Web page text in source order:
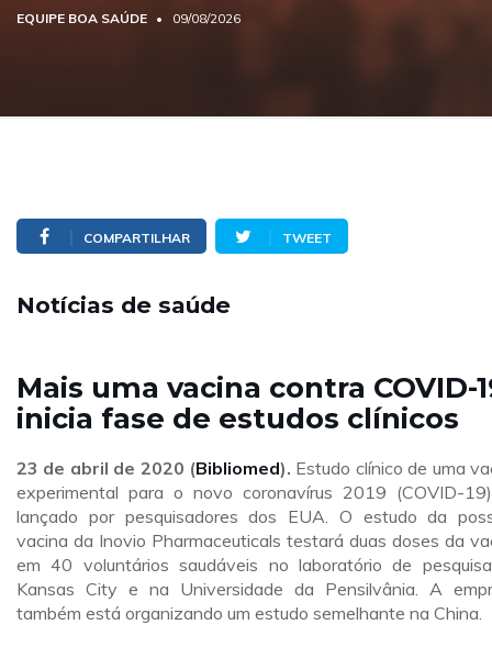
EQUIPE BOA SAÚDE 09/08/2026
COMPARTILHAR TWEET
Notícias de saúde
Mais uma vacina contra COVID-
inicia fase de estudos clínicos
23 de abril de 2020 (Bibliomed). Estudo clínico de uma
experimental para o novo coronavírus 2019 (COVID-
lançado por pesquisadores dos EUA. O estudo da
vacina da Inovio Pharmaceuticals testará duas doses da
em 40 voluntários saudáveis no laboratório de
Kansas City e na Universidade da Pensilvânia. A
também está organizando um estudo semelhante na China.